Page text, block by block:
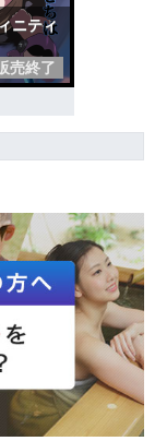
ニティ
売終了